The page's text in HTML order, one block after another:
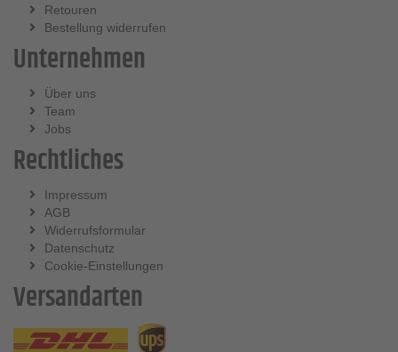
Retouren
Bestellung widerrufen
Unternehmen
Über uns
Team
Jobs
Rechtliches
Impressum
AGB
Widerrufsformular
Datenschutz
Cookie-Einstellungen
Versandarten